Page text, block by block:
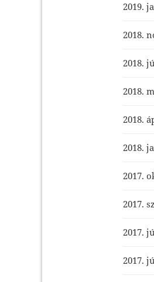
2019.
2018.
2018.
2018.
2018.
2018.
2017.
2017.
2017.
2017.